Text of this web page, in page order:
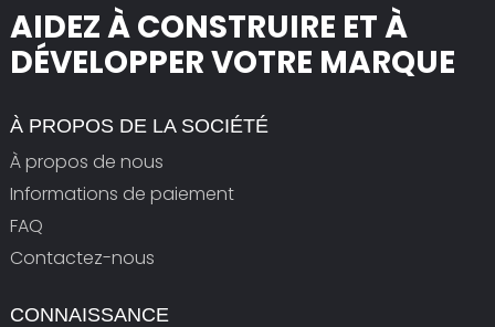
AIDEZ À CONSTRUIRE ET À
DÉVELOPPER VOTRE MARQUE
À PROPOS DE LA SOCIÉTÉ
À propos de nous
Informations de paiement
FAQ
Contactez-nous
CONNAISSANCE